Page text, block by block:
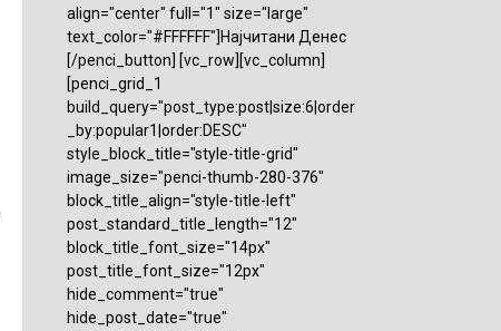
align="center" full="1" size="large"
text_color="#FFFFFF"]Најчитани Денес
[/penci_button] [vc_row][vc_column]
[penci_grid_1
build_query="post_type:post|size:6|order
_by:popular1|order:DESC"
style_block_title="style-title-grid"
image_size="penci-thumb-280-376"
block_title_align="style-title-left"
post_standard_title_length="12"
block_title_font_size="14px"
post_title_font_size="12px"
hide_comment="true"
hide_post_date="true"